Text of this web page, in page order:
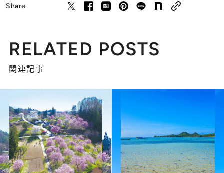
Share
RELATED POSTS
関連記事